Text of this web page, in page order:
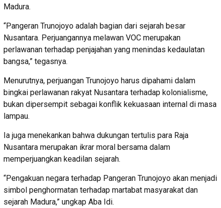
Madura.
“Pangeran Trunojoyo adalah bagian dari sejarah besar
Nusantara. Perjuangannya melawan VOC merupakan
perlawanan terhadap penjajahan yang menindas kedaulatan
bangsa,” tegasnya.
Menurutnya, perjuangan Trunojoyo harus dipahami dalam
bingkai perlawanan rakyat Nusantara terhadap kolonialisme,
bukan dipersempit sebagai konflik kekuasaan internal di masa
lampau.
Ia juga menekankan bahwa dukungan tertulis para Raja
Nusantara merupakan ikrar moral bersama dalam
memperjuangkan keadilan sejarah.
“Pengakuan negara terhadap Pangeran Trunojoyo akan menjadi
simbol penghormatan terhadap martabat masyarakat dan
sejarah Madura,” ungkap Aba Idi.